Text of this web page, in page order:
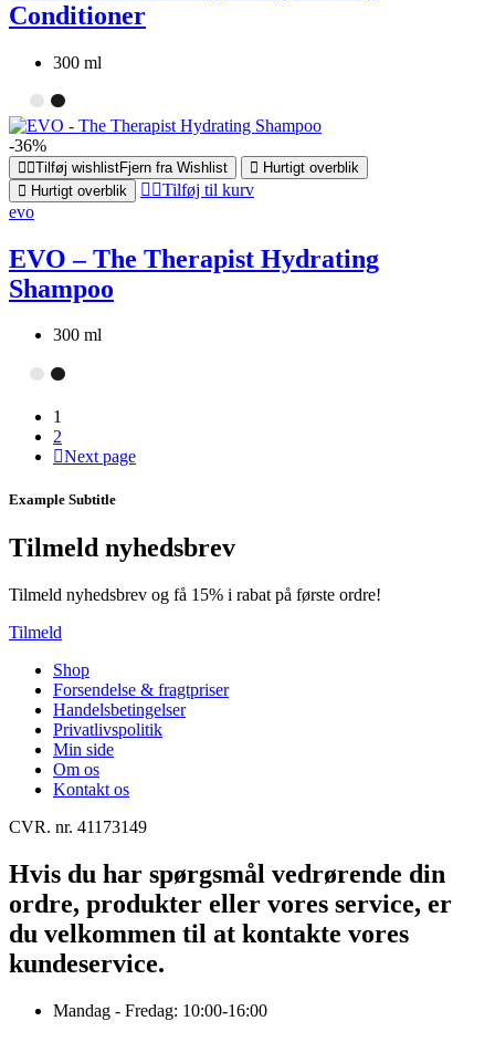
Conditioner
300 ml
-36%
Tilføj wishlistFjern fra Wishlist
Hurtigt overblik
Hurtigt overblik
Tilføj til kurv
evo
EVO – The Therapist Hydrating
Shampoo
300 ml
1
2
Next page
Example Subtitle
Tilmeld nyhedsbrev
Tilmeld nyhedsbrev og få 15% i rabat på første ordre!
Tilmeld
Shop
Forsendelse & fragtpriser
Handelsbetingelser
Privatlivspolitik
Min side
Om os
Kontakt os
CVR. nr. 41173149
Hvis du har spørgsmål vedrørende din
ordre, produkter eller vores service, er
du velkommen til at kontakte vores
kundeservice.
Mandag - Fredag: 10:00-16:00